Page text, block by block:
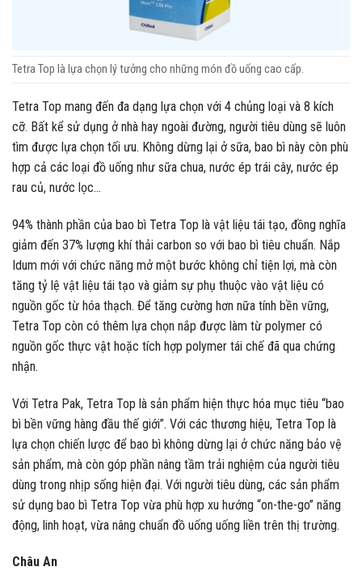
Tetra Top là lựa chọn lý tưởng cho những món đồ uống cao cấp.
Tetra Top mang đến đa dạng lựa chọn với 4 chủng loại và 8 kích
cỡ. Bất kể sử dụng ở nhà hay ngoài đường, người tiêu dùng sẽ luôn
tìm được lựa chọn tối ưu. Không dừng lại ở sữa, bao bì này còn phù
hợp cả các loại đồ uống như sữa chua, nước ép trái cây, nước ép
rau củ, nước lọc…
94% thành phần của bao bì Tetra Top là vật liệu tái tạo, đồng nghĩa
giảm đến 37% lượng khí thải carbon so với bao bì tiêu chuẩn. Nắp
Idum mới với chức năng mở một bước không chỉ tiện lợi, mà còn
tăng tỷ lệ vật liệu tái tạo và giảm sự phụ thuộc vào vật liệu có
nguồn gốc từ hóa thạch. Để tăng cường hơn nữa tính bền vững,
Tetra Top còn có thêm lựa chọn nắp được làm từ polymer có
nguồn gốc thực vật hoặc tích hợp polymer tái chế đã qua chứng
nhận.
Với Tetra Pak, Tetra Top là sản phẩm hiện thực hóa mục tiêu “bao
bì bền vững hàng đầu thế giới”. Với các thương hiệu, Tetra Top là
lựa chọn chiến lược để bao bì không dừng lại ở chức năng bảo vệ
sản phẩm, mà còn góp phần nâng tầm trải nghiệm của người tiêu
dùng trong nhịp sống hiện đại. Với người tiêu dùng, các sản phẩm
sử dụng bao bì Tetra Top vừa phù hợp xu hướng “on-the-go” năng
động, linh hoạt, vừa nâng chuẩn đồ uống uống liền trên thị trường.
Châu An